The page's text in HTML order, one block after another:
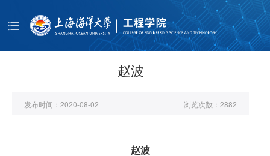
首页
人才培养
赵波
发布时间： 2020-08-02 浏览次数： 2882
赵波